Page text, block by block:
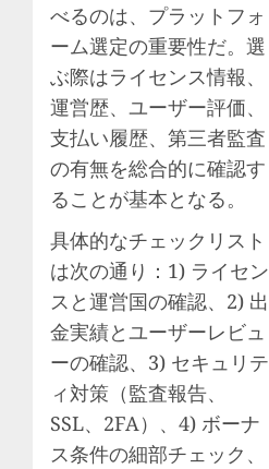
べるのは、プラットフォ
ーム選定の重要性だ。選
ぶ際はライセンス情報、
運営歴、ユーザー評価、
支払い履歴、第三者監査
の有無を総合的に確認す
ることが基本となる。
具体的なチェックリスト
は次の通り：1) ライセン
スと運営国の確認、2) 出
金実績とユーザーレビュ
ーの確認、3) セキュリテ
ィ対策（監査報告、
SSL、2FA）、4) ボーナ
ス条件の細部チェック、